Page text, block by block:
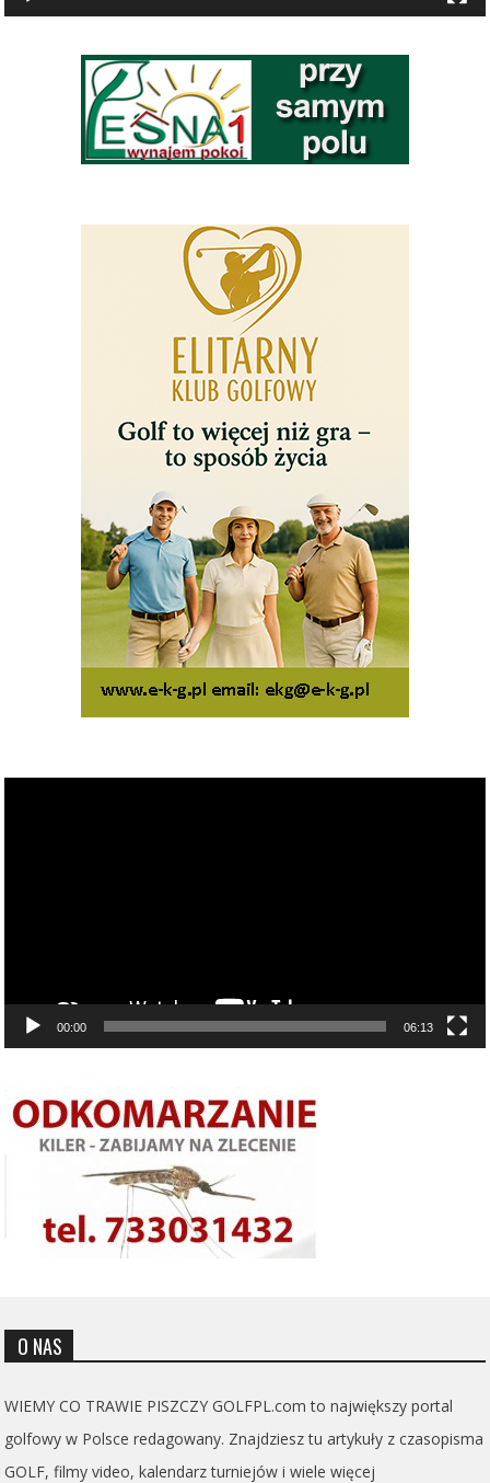
00:00 06:13
O NAS
WIEMY CO TRAWIE PISZCZY GOLFPL.com to największy portal
golfowy w Polsce redagowany. Znajdziesz tu artykuły z czasopisma
GOLF, filmy video, kalendarz turniejów i wiele więcej